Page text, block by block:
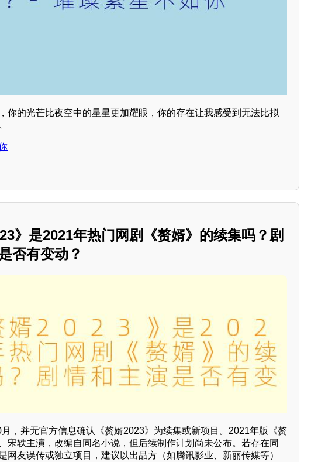
你的光芒比夜空中的星星更加耀眼，你的存在让我感受到无法比拟
》是2021年热门网剧《赘婿》的续集吗？剧
否有变动？
，并无官方信息确认《赘婿2023》为续集或新项目。2021年版《赘
宋轶主演，改编自同名小说，但后续制作计划尚未公布。若存在同
网友误传或独立项目，建议以出品方（如腾讯影业、新丽传媒等）